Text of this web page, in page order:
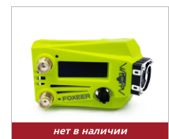
нет в наличии